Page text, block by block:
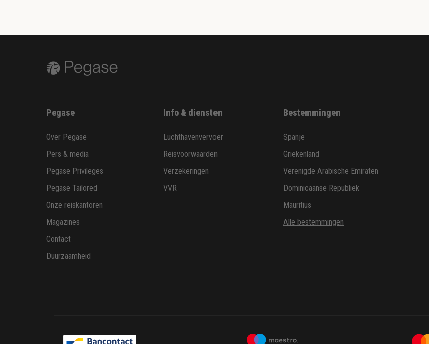
Pegase
Over Pegase
Pers & media
Pegase Privileges
Pegase Tailored
Onze reiskantoren
Magazines
Contact
Duurzaamheid
Info & diensten
Luchthavenvervoer
Reisvoorwaarden
Verzekeringen
VVR
Bestemmingen
Spanje
Griekenland
Verenigde Arabische Emiraten
Dominicaanse Republiek
Mauritius
Alle bestemmingen